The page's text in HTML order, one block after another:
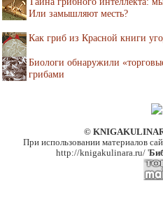
Или замышляют месть?
Как гриб из Красной книги
Биологи обнаружили
грибами
©
При использовании материалов
http://knigakulinara.ru/ '